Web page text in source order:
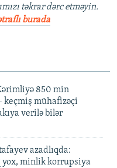
təkrar dərc etməyin.
burada
850 min
keçmiş mühafizəçi
verilə bilər
azadlıqda:
yox, minlik korrupsiya